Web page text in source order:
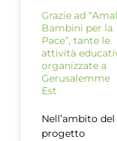
Grazie ad “Amal
Bambini per la
Pace”, tante le
attività
organizzate a
Gerusalemme
Est
Nell’ambito del
progetto